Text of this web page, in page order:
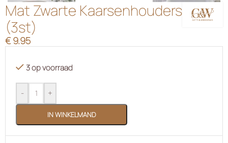
Mat Zwarte Kaarsenhouders
(3st)
€9.95
3 op voorraad
- +
IN WINKELMAND